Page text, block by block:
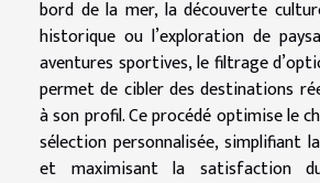
bord de la mer, la découverte
historique ou l’exploration de
aventures sportives, le filtrage
permet de cibler des destinations
à son profil. Ce procédé optimise le
sélection personnalisée, simplifiant
et maximisant la satisfaction